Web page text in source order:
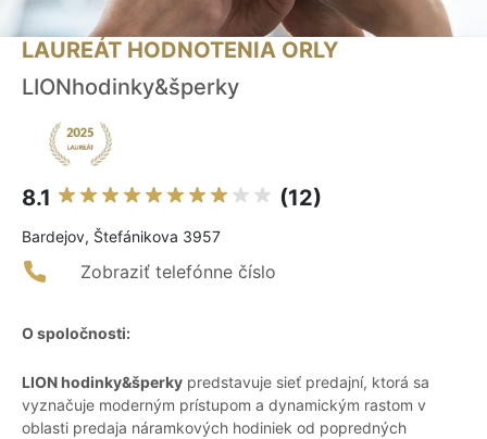
LAUREÁT HODNOTENIA ORLY
LIONhodinky&šperky
8.1 (12)
Bardejov, Štefánikova 3957
Zobraziť telefónne číslo
O spoločnosti:
LION hodinky&šperky predstavuje sieť predajní, ktorá sa
vyznačuje moderným prístupom a dynamickým rastom v
oblasti predaja náramkových hodiniek od popredných